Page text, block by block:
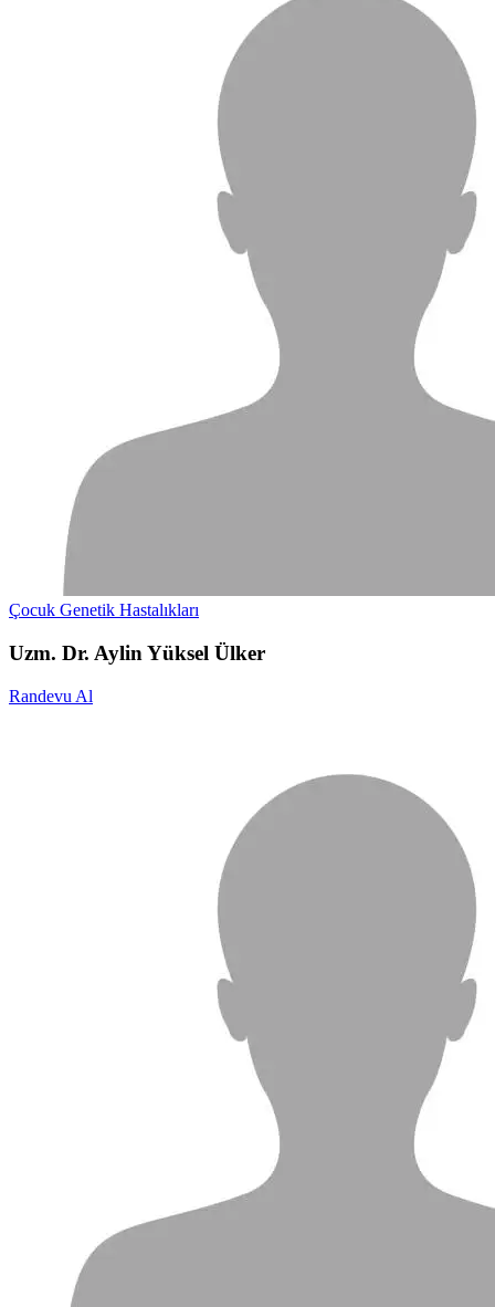
Çocuk Genetik Hastalıkları
Uzm. Dr. Aylin Yüksel Ülker
Randevu Al